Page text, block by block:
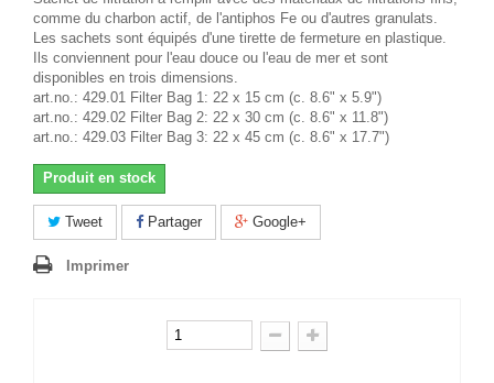
comme du charbon actif, de l'antiphos Fe ou d'autres granulats.
Les sachets sont équipés d'une tirette de fermeture en plastique.
Ils conviennent pour l'eau douce ou l'eau de mer et sont
disponibles en trois dimensions.
art.no.: 429.01 Filter Bag 1: 22 x 15 cm (c. 8.6" x 5.9")
art.no.: 429.02 Filter Bag 2: 22 x 30 cm (c. 8.6" x 11.8")
art.no.: 429.03 Filter Bag 3: 22 x 45 cm (c. 8.6" x 17.7")
Produit en stock
Tweet Partager Google+
Imprimer